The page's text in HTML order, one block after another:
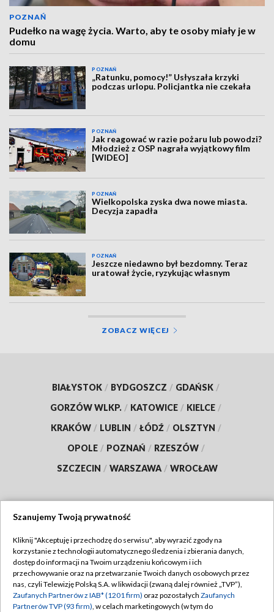
POZNAŃ
Pudełko na wagę życia. Warto, aby te osoby miały je w
domu
POZNAŃ
„Ratunku, pomocy!” Usłyszała krzyki
podczas urlopu. Policjantka nie czekała
POZNAŃ
Jak reagować w razie pożaru lub powodzi?
Młodzież z OSP nagrała wyjątkowy film
[WIDEO]
POZNAŃ
Wielkopolska zyska dwa nowe miasta.
Decyzja zapadła
POZNAŃ
Jeszcze niedawno był bezdomny. Teraz
uratował życie, ryzykując własnym
ZOBACZ WIĘCEJ
BIAŁYSTOK / BYDGOSZCZ / GDAŃSK /
GORZÓW WLKP. / KATOWICE / KIELCE /
KRAKÓW / LUBLIN / ŁÓDŹ / OLSZTYN /
OPOLE / POZNAŃ / RZESZÓW /
SZCZECIN / WARSZAWA / WROCŁAW
TVP
Abonament TVP
Emisja w TVP
Regulamin TVP
Polityka prywatności
Szanujemy Twoją prywatność
Kliknij "Akceptuję i przechodzę do serwisu", aby wyrazić zgody na
korzystanie z technologii automatycznego śledzenia i zbierania danych,
dostęp do informacji na Twoim urządzeniu końcowym i ich
przechowywanie oraz na przetwarzanie Twoich danych osobowych przez
nas, czyli Telewizję Polską S.A. w likwidacji (zwaną dalej również „TVP”),
Zaufanych Partnerów z IAB* (1201 firm) oraz pozostałych Zaufanych
Partnerów TVP (93 firm), w celach marketingowych (w tym do